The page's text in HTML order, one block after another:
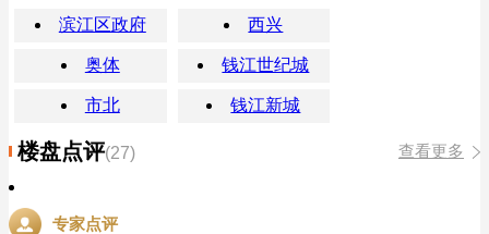
滨江区政府 西兴
奥体 钱江世纪城
市北 钱江新城
楼盘点评(27) 查看更多
专家点评